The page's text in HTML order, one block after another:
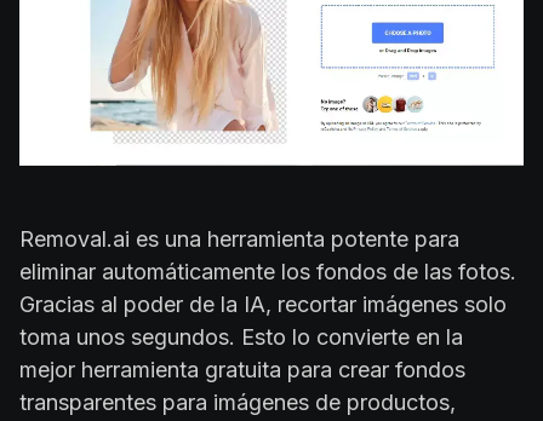
Removal.ai es una herramienta potente para
eliminar automáticamente los fondos de las fotos.
Gracias al poder de la IA, recortar imágenes solo
toma unos segundos. Esto lo convierte en la
mejor herramienta gratuita para crear fondos
transparentes para imágenes de productos,